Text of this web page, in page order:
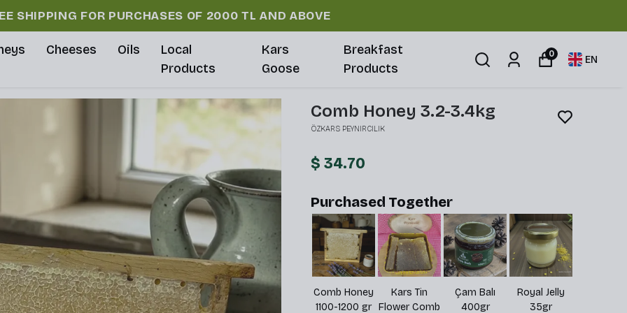
SHIPPING FOR PURCHASES OF 2000 TL AND ABOVE
Cheeses Oils
Local
Products
Kars
Goose
Breakfast
Products
0 EN
Comb Honey 3.2-3.4kg
ÖZKARS PEYNIRCILIK
$ 34.70
Purchased Together
Geographically
Indicated
Deli Bal
400gr
Bee Bread
(perga) 100 gr
Special
Honey Pollen
Comb Honey
1100-1200 gr
Kars Tin
Flower Comb
Çam Balı
400gr
Royal Jelly
35gr
Kars Flower
Honey 500gr